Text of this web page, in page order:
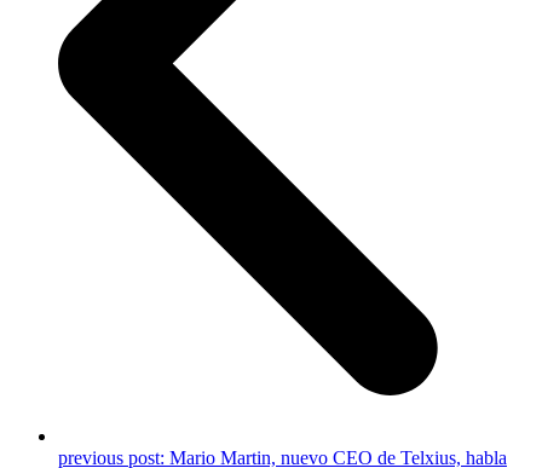
previous post: Mario Martin, nuevo CEO de Telxius, habla